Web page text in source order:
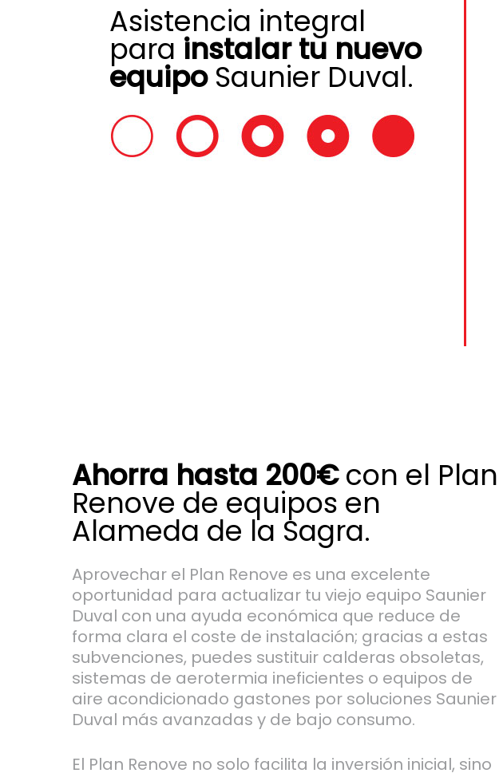
Asistencia integral
para instalar tu nuevo
equipoSaunier Duval.
Ahorra hasta 200€con el Plan
Renove de equipos en
Alameda de la Sagra.
Aprovechar el Plan Renove es una excelente
oportunidad para actualizar tu viejo equipo Saunier
Duval con una ayuda económica que reduce de
forma clara el coste de instalación; gracias a estas
subvenciones, puedes sustituir calderas obsoletas,
sistemas de aerotermia ineficientes o equipos de
aire acondicionado gastones por soluciones Saunier
Duval más avanzadas y de bajo consumo.
El Plan Renove no solo facilita la inversión inicial, sino